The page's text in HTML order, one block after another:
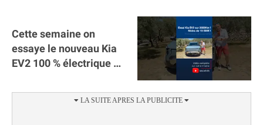
Cette semaine on
essaye le nouveau Kia
EV2 100 % électrique ⚡️!
autonomie.